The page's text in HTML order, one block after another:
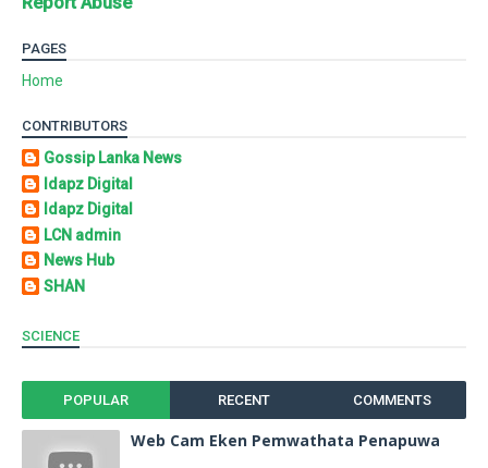
PAGES
Home
CONTRIBUTORS
Gossip Lanka News
Idapz Digital
Idapz Digital
LCN admin
News Hub
SHAN
SCIENCE
POPULAR RECENT COMMENTS
Web Cam Eken Pemwathata Penapuwa